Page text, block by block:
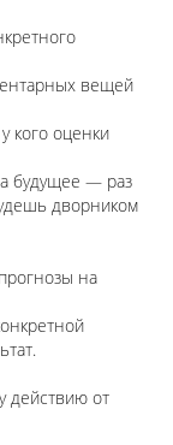
вещей
кого оценки
будущее — раз
дворником
на
действию от